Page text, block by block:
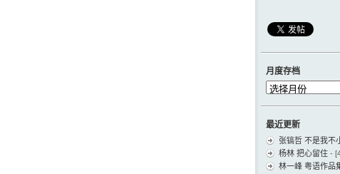
月度存档
月
档
最近更新
张镐哲 不是我不
杨林 把心留住 -
林一峰 粤语作品